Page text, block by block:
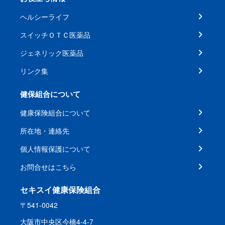
ヘルシーライフ
スイッチＯＴＣ医薬品
ジェネリック医薬品
リンク集
健保組合について
健康保険組合について
所在地・連絡先
個人情報保護について
お問合せはこちら
セキスイ健康保険組合
〒541-0042
大阪市中央区今橋4-4-7